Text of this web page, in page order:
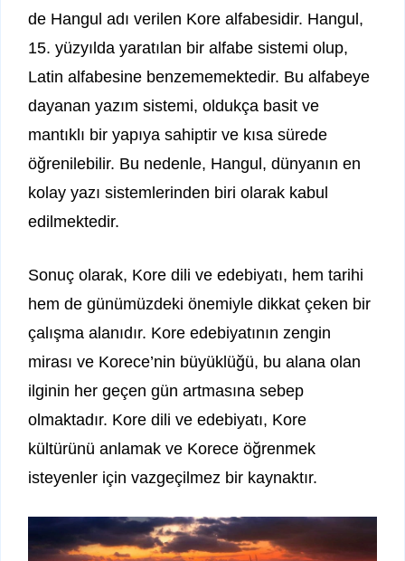
de Hangul adı verilen Kore alfabesidir. Hangul,
15. yüzyılda yaratılan bir alfabe sistemi olup,
Latin alfabesine benzememektedir. Bu alfabeye
dayanan yazım sistemi, oldukça basit ve
mantıklı bir yapıya sahiptir ve kısa sürede
öğrenilebilir. Bu nedenle, Hangul, dünyanın en
kolay yazı sistemlerinden biri olarak kabul
edilmektedir.
Sonuç olarak, Kore dili ve edebiyatı, hem tarihi
hem de günümüzdeki önemiyle dikkat çeken bir
çalışma alanıdır. Kore edebiyatının zengin
mirası ve Korece’nin büyüklüğü, bu alana olan
ilginin her geçen gün artmasına sebep
olmaktadır. Kore dili ve edebiyatı, Kore
kültürünü anlamak ve Korece öğrenmek
isteyenler için vazgeçilmez bir kaynaktır.